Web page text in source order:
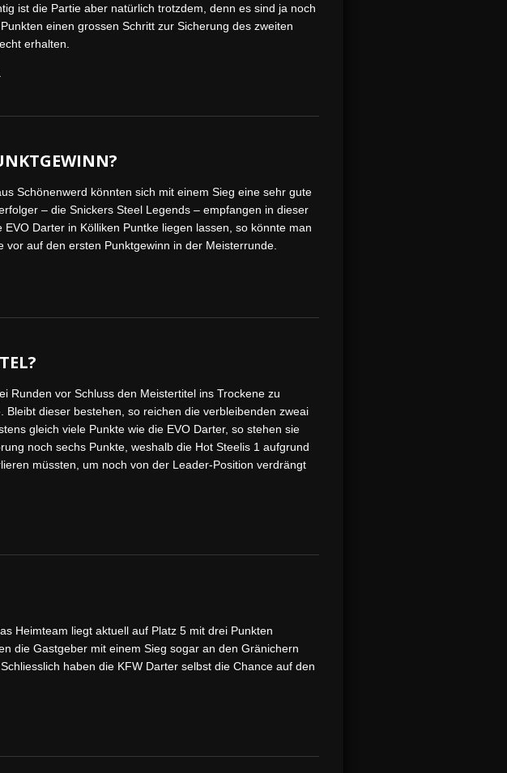
ist die Partie aber natürlich trotzdem, denn es sind ja noch
einen grossen Schritt zur Sicherung des zweiten
erhalten.
Schönenwerd könnten sich mit einem Sieg eine sehr gute
– die Snickers Steel Legends – empfangen in dieser
Darter in Kölliken Puntke liegen lassen, so könnte man
auf den ersten Punktgewinn in der Meisterrunde.
Runden vor Schluss den Meistertitel ins Trockene zu
dieser bestehen, so reichen die verbleibenden zweai
gleich viele Punkte wie die EVO Darter, so stehen sie
noch sechs Punkte, weshalb die Hot Steelis 1 aufgrund
müssten, um noch von der Leader-Position verdrängt
Heimteam liegt aktuell auf Platz 5 mit drei Punkten
die Gastgeber mit einem Sieg sogar an den Gränichern
haben die KFW Darter selbst die Chance auf den